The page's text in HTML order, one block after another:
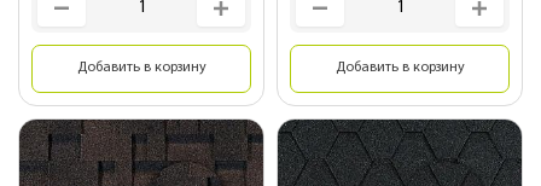
Добавить в корзину Добавить в корзину